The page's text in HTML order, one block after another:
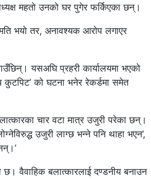
महतो उनको घर पुगेर फर्किएका छन्।
भयो तर, अनावश्यक आरोप लगाएर
यसअघि प्रहरी कार्यालयमा भएको
कुटपिट’ को घटना भनेर रेकर्डमा समेत
चार वटा मात्र उजुरी परेका छन्।
उजुरी लाग्छ भन्ने पनि थाहा भएन’,
वैवाहिक बलात्कारलाई दण्डनीय बनाउन